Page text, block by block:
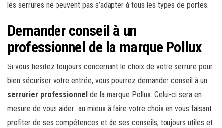
les serrures ne peuvent pas s’adapter à tous les types de portes.
Demander conseil à un
professionnel de la marque Pollux
Si vous hésitez toujours concernant le choix de votre serrure pour
bien sécuriser votre entrée, vous pourrez demander conseil à un
serrurier professionnel de la marque Pollux. Celui-ci sera en
mesure de vous aider au mieux à faire votre choix en vous faisant
profiter de ses compétences et de ses conseils, toujours utiles et